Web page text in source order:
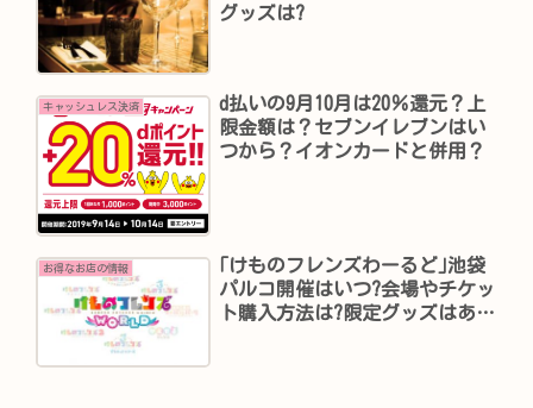
グッズは?
キャッシュレス決済
d払いの9月10月は20％還元？上
限金額は？セブンイレブンはい
つから？イオンカードと併用？
お得なお店の情報
｢けものフレンズわーるど｣池袋
パルコ開催はいつ?会場やチケッ
ト購入方法は?限定グッズはあ